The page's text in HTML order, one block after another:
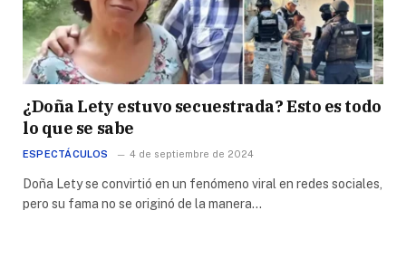
¿Doña Lety estuvo secuestrada? Esto es todo
lo que se sabe
ESPECTÁCULOS 4 de septiembre de 2024
Doña Lety se convirtió en un fenómeno viral en redes sociales,
pero su fama no se originó de la manera…